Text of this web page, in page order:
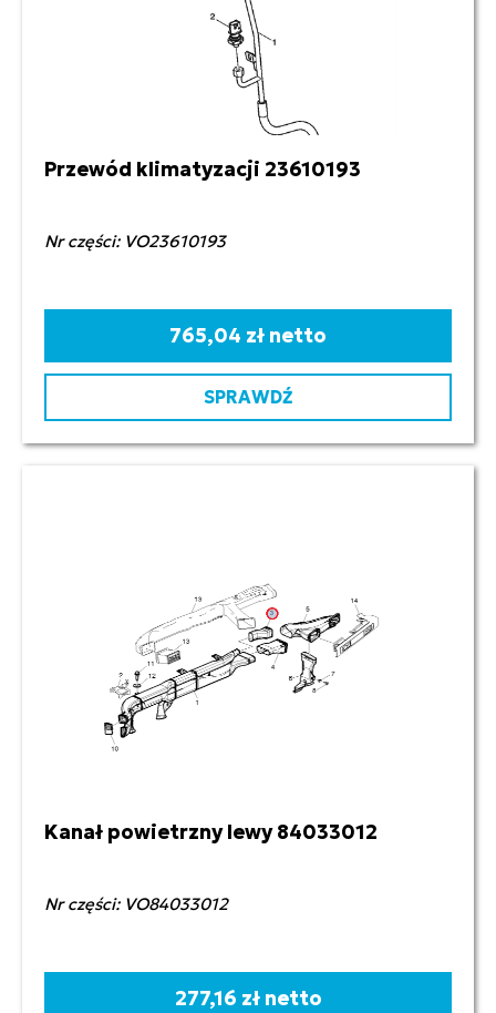
Przewód klimatyzacji 23610193
Nr części: VO23610193
765,04 zł netto
SPRAWDŹ
Kanał powietrzny lewy 84033012
Nr części: VO84033012
277,16 zł netto